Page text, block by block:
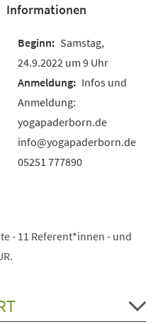
Informationen
Samstag,
24.9.2022 um 9 Uhr
Infos und
Anmeldung:
yogapaderborn.de
info@yogapaderborn.de
05251 777890
- 11 Referent*innen - und